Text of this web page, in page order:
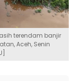
terendam banjir
Aceh, Senin